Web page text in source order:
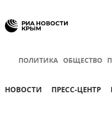
ПОЛИТИКА ОБЩЕСТВО
НОВОСТИ ПРЕСС-ЦЕНТР